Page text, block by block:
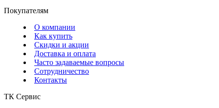
Покупателям
О компании
Как купить
Скидки и акции
Доставка и оплата
Часто задаваемые вопросы
Сотрудничество
Контакты
ТК Сервис